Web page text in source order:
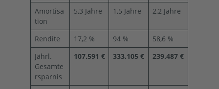
Amortisa
tion
5,3 Jahre 1,5 Jahre 2,2 Jahre
Rendite 17,2 % 94 %
58,6 %
Jährl.
Gesamte
rsparnis
107.591 € 333.105 € 239.487 €